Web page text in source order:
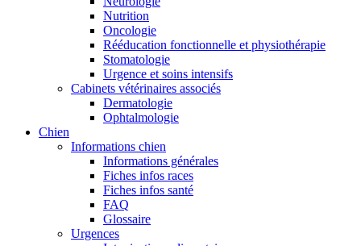
Nutrition
Oncologie
Rééducation fonctionnelle et physiothérapie
Stomatologie
Urgence et soins intensifs
Cabinets vétérinaires associés
Dermatologie
Ophtalmologie
Chien
Informations chien
Informations générales
Fiches infos races
Fiches infos santé
FAQ
Glossaire
Urgences